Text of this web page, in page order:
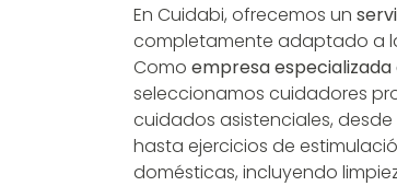
En Cuidabi, ofrecemos un
completamente adaptado a
Como empresa
seleccionamos cuidadores
cuidados asistenciales,
hasta ejercicios de
domésticas, incluyendo